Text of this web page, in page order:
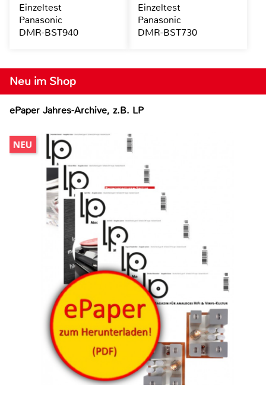
Neu im Shop
ePaper Jahres-Archive, z.B. LP
Einzeltest
Panasonic
DMR-BST940
Einzeltest
Panasonic
DMR-BST730